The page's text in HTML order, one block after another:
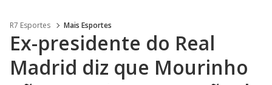
R7 Esportes Mais Esportes
Ex-presidente do Real
Madrid diz que Mourinho